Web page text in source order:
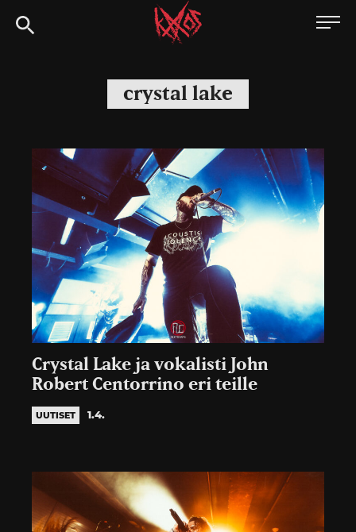
Siirry
suoraan
Kaaoszine
crystal lake
Crystal Lake ja vokalisti John
Robert Centorrino eri teille
UUTISET 1.4.